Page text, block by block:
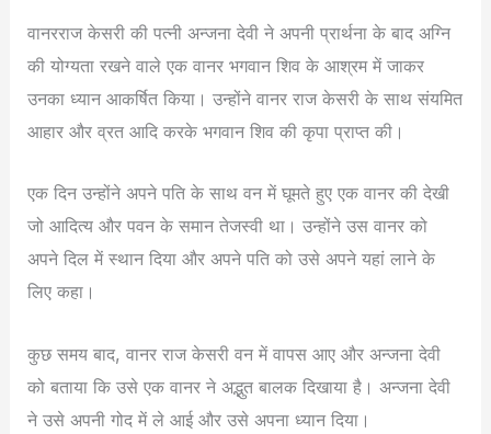
वानरराज केसरी की पत्नी अन्जना देवी ने अपनी प्रार्थना के बाद अग्नि
की योग्यता रखने वाले एक वानर भगवान शिव के आश्रम में जाकर
उनका ध्यान आकर्षित किया। उन्होंने वानर राज केसरी के साथ संयमित
आहार और व्रत आदि करके भगवान शिव की कृपा प्राप्त की।
एक दिन उन्होंने अपने पति के साथ वन में घूमते हुए एक वानर की देखी
जो आदित्य और पवन के समान तेजस्वी था। उन्होंने उस वानर को
अपने दिल में स्थान दिया और अपने पति को उसे अपने यहां लाने के
लिए कहा।
कुछ समय बाद, वानर राज केसरी वन में वापस आए और अन्जना देवी
को बताया कि उसे एक वानर ने अद्भुत बालक दिखाया है। अन्जना देवी
ने उसे अपनी गोद में ले आई और उसे अपना ध्यान दिया।